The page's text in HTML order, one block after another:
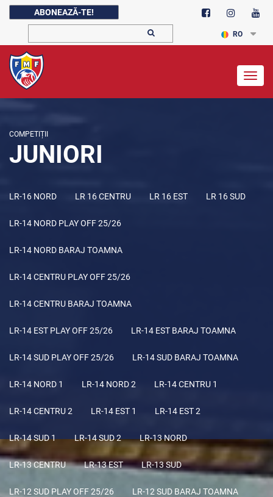
ABONEAZĂ-TE!
RO
COMPETIȚII
JUNIORI
LR-16 NORD LR 16 CENTRU LR 16 EST LR 16 SUD
LR-14 NORD PLAY OFF 25/26
LR-14 NORD BARAJ TOAMNA
LR-14 CENTRU PLAY OFF 25/26
LR-14 CENTRU BARAJ TOAMNA
LR-14 EST PLAY OFF 25/26 LR-14 EST BARAJ TOAMNA
LR-14 SUD PLAY OFF 25/26 LR-14 SUD BARAJ TOAMNA
LR-14 NORD 1 LR-14 NORD 2 LR-14 CENTRU 1
LR-14 CENTRU 2 LR-14 EST 1 LR-14 EST 2
LR-14 SUD 1 LR-14 SUD 2 LR-13 NORD
LR-13 CENTRU LR-13 EST LR-13 SUD
LR-12 SUD PLAY OFF 25/26 LR-12 SUD BARAJ TOAMNA